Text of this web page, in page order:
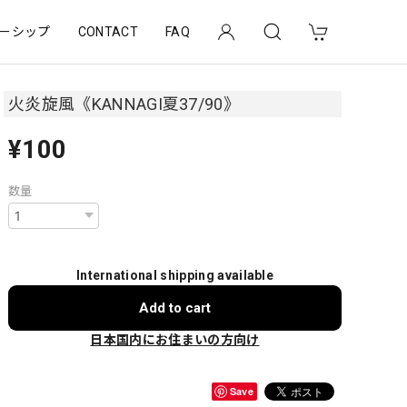
シップ CONTACT FAQ
火炎旋風《KANNAGI夏37/90》
¥100
数量
International shipping available
Add to cart
日本国内にお住まいの方向け
Save